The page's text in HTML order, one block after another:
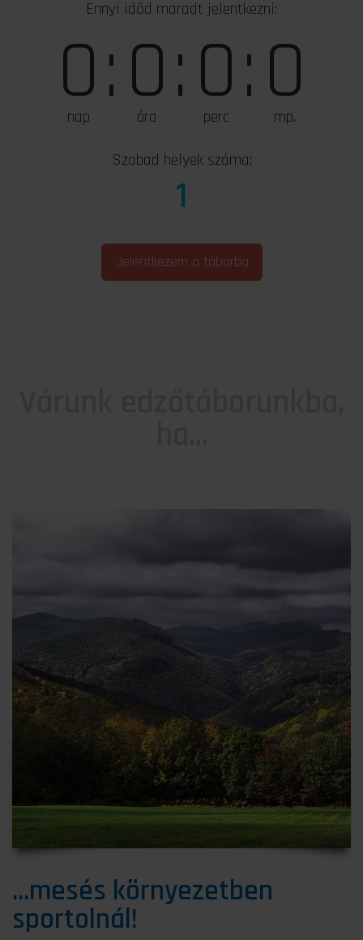
Ennyi időd maradt jelentkezni:
0
nap :0
óra :0
perc :0
mp.
Szabad helyek száma:
1
Jelentkezem a táborba
...mesés környezetben
sportolnál!